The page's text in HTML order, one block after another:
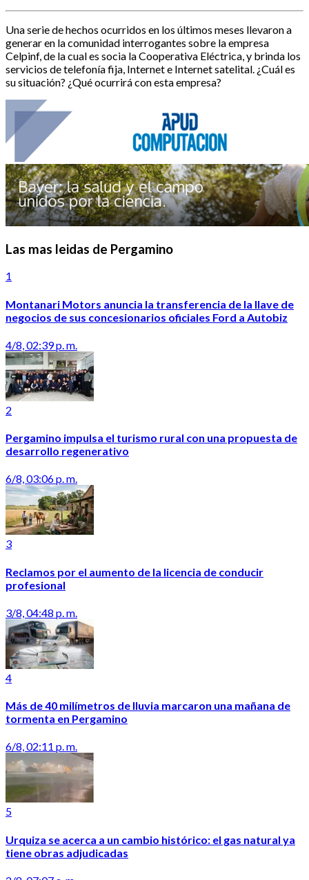
Una serie de hechos ocurridos en los últimos meses llevaron a
generar en la comunidad interrogantes sobre la empresa
Celpinf, de la cual es socia la Cooperativa Eléctrica, y brinda los
servicios de telefonía fija, Internet e Internet satelital. ¿Cuál es
su situación? ¿Qué ocurrirá con esta empresa?
Las mas leidas de Pergamino
1
Montanari Motors anuncia la transferencia de la llave de
negocios de sus concesionarios oficiales Ford a Autobiz
4/8, 02:39 p. m.
2
Pergamino impulsa el turismo rural con una propuesta de
desarrollo regenerativo
6/8, 03:06 p. m.
3
Reclamos por el aumento de la licencia de conducir
profesional
3/8, 04:48 p. m.
4
Más de 40 milímetros de lluvia marcaron una mañana de
tormenta en Pergamino
6/8, 02:11 p. m.
5
Urquiza se acerca a un cambio histórico: el gas natural ya
tiene obras adjudicadas